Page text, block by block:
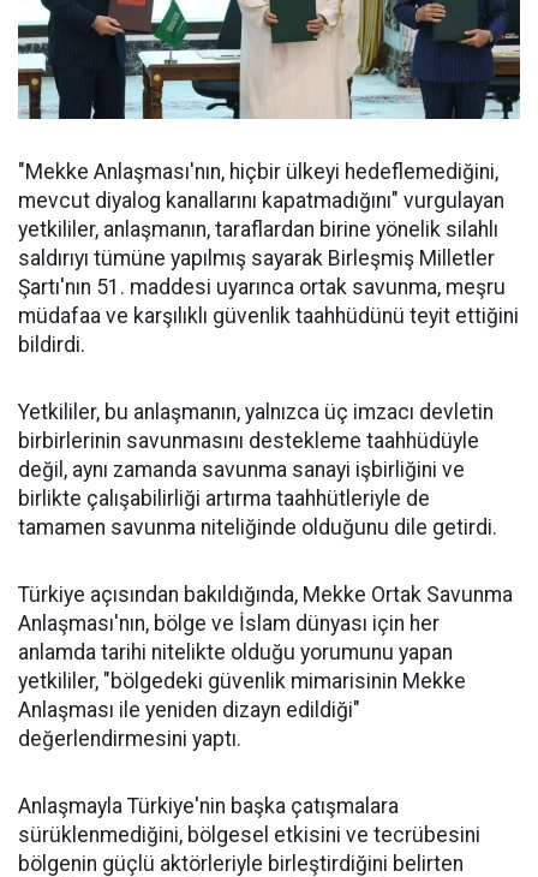
"Mekke Anlaşması'nın, hiçbir ülkeyi hedeflemediğini,
mevcut diyalog kanallarını kapatmadığını" vurgulayan
yetkililer, anlaşmanın, taraflardan birine yönelik silahlı
saldırıyı tümüne yapılmış sayarak Birleşmiş Milletler
Şartı'nın 51. maddesi uyarınca ortak savunma, meşru
müdafaa ve karşılıklı güvenlik taahhüdünü teyit ettiğini
bildirdi.
Yetkililer, bu anlaşmanın, yalnızca üç imzacı devletin
birbirlerinin savunmasını destekleme taahhüdüyle
değil, aynı zamanda savunma sanayi işbirliğini ve
birlikte çalışabilirliği artırma taahhütleriyle de
tamamen savunma niteliğinde olduğunu dile getirdi.
Türkiye açısından bakıldığında, Mekke Ortak Savunma
Anlaşması'nın, bölge ve İslam dünyası için her
anlamda tarihi nitelikte olduğu yorumunu yapan
yetkililer, "bölgedeki güvenlik mimarisinin Mekke
Anlaşması ile yeniden dizayn edildiği"
değerlendirmesini yaptı.
Anlaşmayla Türkiye'nin başka çatışmalara
sürüklenmediğini, bölgesel etkisini ve tecrübesini
bölgenin güçlü aktörleriyle birleştirdiğini belirten